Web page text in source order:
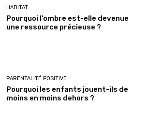
HABITAT
Pourquoi l’ombre est-elle devenue
une ressource précieuse ?
PARENTALITÉ POSITIVE
Pourquoi les enfants jouent-ils de
moins en moins dehors ?